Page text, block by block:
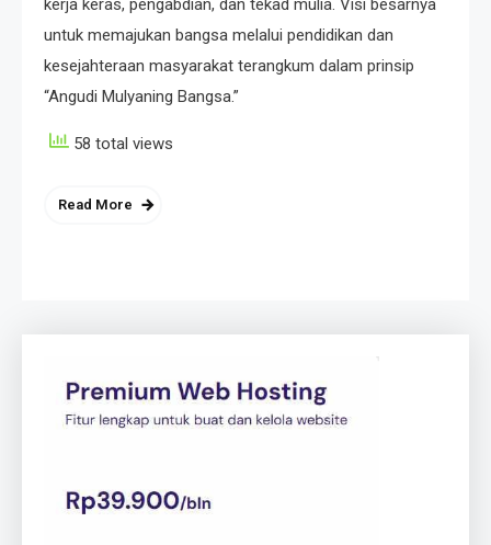
kerja keras, pengabdian, dan tekad mulia. Visi besarnya
untuk memajukan bangsa melalui pendidikan dan
kesejahteraan masyarakat terangkum dalam prinsip
“Angudi Mulyaning Bangsa.”
58 total views
Read More